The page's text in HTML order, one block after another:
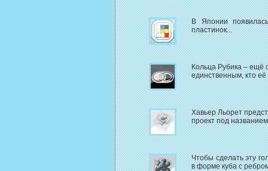
В Японии
пластинок...
Кольца Рубика – ещё
единственным, кто
Хавьер Льорет
проект под
Чтобы сделать эту
в форме куба с